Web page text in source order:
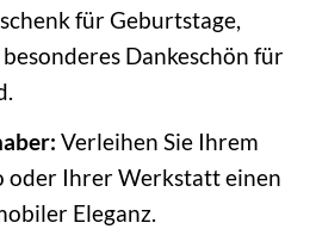
für Geburtstage,
Dankeschön für
Verleihen Sie Ihrem
oder Ihrer Werkstatt einen
Eleganz.